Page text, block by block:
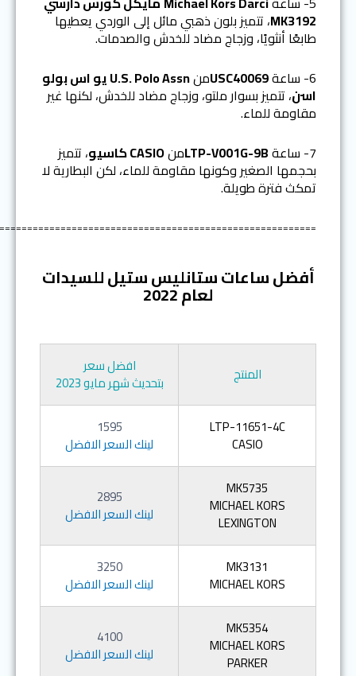
MK3192، تتميز بلون ذهبي مائل إلى الوردي يعطيها
طابعًا أنثويًا، وزجاج مضاد للخدش والصدمات.
6- ساعة
USC40069من U.S. Polo Assn يو اس بولو
اسن، تتميز بسوار ملتو، وزجاج مضاد للخدش، لكنها غير
مقاومة للماء.
7- ساعة
LTP-V001G-9BمنCASIO كاسيو ، تتميز
بحجمها الصغير وكونها مقاومة للماء، لكن البطارية لا
تمكث فترة طويلة.
أفضل ساعات ستانليس ستيل للسيدات
لعام 2022
المنتج افضل سعر
بتحديث شهر مايو 2023
LTP-11651-4C
CASIO
1595
لينك السعر الافضل
MK5735
MICHAEL KORS
LEXINGTON
2895
لينك السعر الافضل
MK3131
MICHAEL KORS
3250
لينك السعر الافضل
MK5354
MICHAEL KORS
PARKER
4100
لينك السعر الافضل